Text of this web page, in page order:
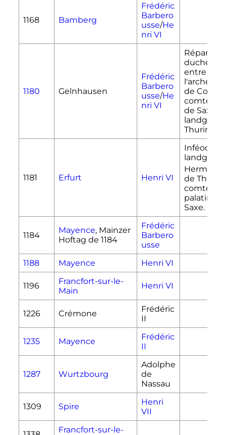
1168 Bamberg
Frédéric
Barbero
usse/He
nri VI
1180 Gelnhausen
Frédéric
Barbero
usse/He
nri VI
duché de
entre
de
comte
de Saxe
landgrave
Thuringe
1181 Erfurt Henri VI
landgrave
Hermann
de
comté
palatinois
Saxe.
1184
Mayence, Mainzer
Hoftag de 1184
Frédéric
Barbero
usse
1188
Mayence Henri VI
1196
Francfort-sur-le-
Main
Henri VI
1226 Crémone
Frédéric
II
1235 Mayence
Frédéric
II
1287 Wurtzbourg
Adolphe
de
Nassau
1309 Spire
Henri
VII
Francfort-sur-le-